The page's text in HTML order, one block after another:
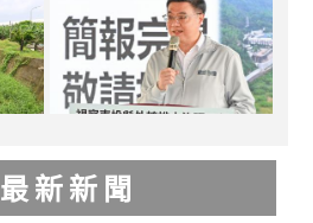
最新新聞